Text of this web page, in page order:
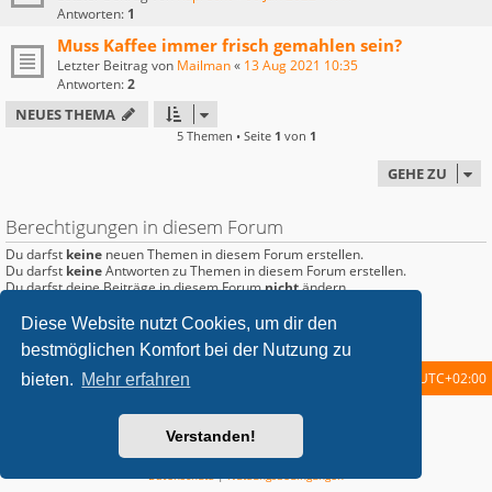
Diese Website nutzt Cookies, um dir den
bestmöglichen Komfort bei der Nutzung zu
bieten. Mehr erfahren
Verstanden!
Antworten: 1
Muss Kaffee immer frisch gemahlen sein?
Letzter Beitrag von Mailman« 13 Aug 2021 10:35
Antworten:2
NEUES THEMA
5 Themen • Seite 1 von 1
GEHE ZU
Berechtigungen in diesem Forum
Du darfst keine neuen Themen in diesem Forum erstellen.
Du darfst keineAntworten zu Themen in diesem Forum erstellen.
Du darfst deine Beiträge in diesem Forumnichtändern.
Du darfstkeineDateianhänge in diesem Forum erstellen.
Startseite Foren-Übersicht UTC+02:00
metrolike style byEric SeguinUpdated for phpBB3.2 by
Powered byphpBB® Forum Software © phpBB Limited
Deutsche Übersetzung durchphpBB.de
Datenschutz|Nutzungsbedingungen